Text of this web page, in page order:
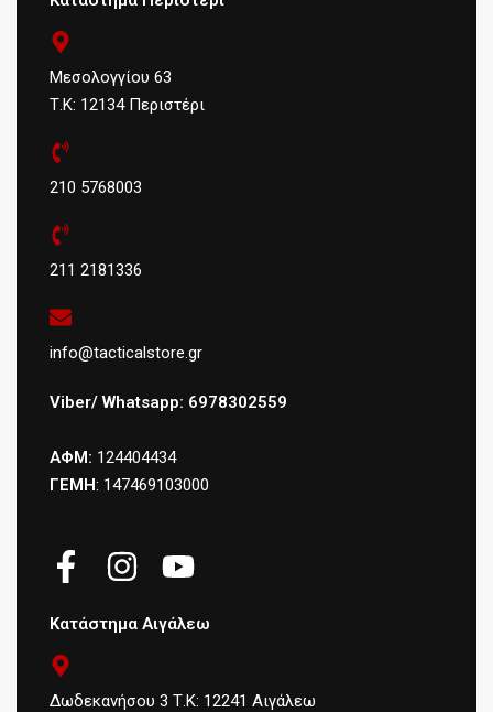
Μεσολογγίου 63
Τ.Κ: 12134 Περιστέρι
210 5768003
211 2181336
info@tacticalstore.gr
Viber/ Whatsapp: 6978302559
ΑΦΜ: 124404434
ΓΕΜΗ: 147469103000
Κατάστημα Αιγάλεω
Δωδεκανήσου 3 Τ.Κ: 12241 Αιγάλεω